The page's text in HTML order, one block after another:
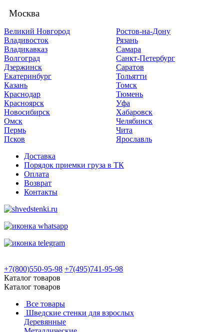
Москва
Великий Новгород
Владивосток
Владикавказ
Волгоград
Дзержинск
Екатеринбург
Казань
Краснодар
Красноярск
Новосибирск
Омск
Пермь
Псков
Ростов-на-Дону
Рязань
Самара
Санкт-Петербург
Саратов
Тольятти
Томск
Тюмень
Уфа
Хабаровск
Челябинск
Чита
Ярославль
Доставка
Порядок приемки груза в ТК
Оплата
Возврат
Контакты
+7(800)550-95-98 +7(495)741-95-98
Каталог товаров
Каталог товаров
Все товары
Шведские стенки для взрослых
Деревянные